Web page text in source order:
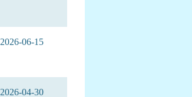
2026-06-15
2026-04-30